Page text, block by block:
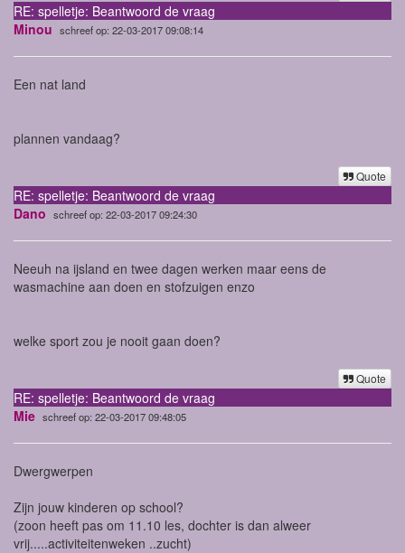
RE: spelletje: Beantwoord de vraag
Minou schreef op: 22-03-2017 09:08:14
Een nat land
plannen vandaag?
Quote
RE: spelletje: Beantwoord de vraag
Dano schreef op: 22-03-2017 09:24:30
Neeuh na ijsland en twee dagen werken maar eens de
wasmachine aan doen en stofzuigen enzo
welke sport zou je nooit gaan doen?
Quote
RE: spelletje: Beantwoord de vraag
Mie schreef op: 22-03-2017 09:48:05
Dwergwerpen
Zijn jouw kinderen op school?
(zoon heeft pas om 11.10 les, dochter is dan alweer
vrij.....activiteitenweken ..zucht)